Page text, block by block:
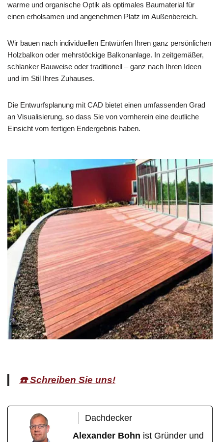
warme und organische Optik als optimales Baumaterial für
einen erholsamen und angenehmen Platz im Außenbereich.
Wir bauen nach individuellen Entwürfen Ihren ganz persönlichen
Holzbalkon oder mehrstöckige Balkonanlage. In zeitgemäßer,
schlanker Bauweise oder traditionell – ganz nach Ihren Ideen
und im Stil Ihres Zuhauses.
Die Entwurfsplanung mit CAD bietet einen umfassenden Grad
an Visualisierung, so dass Sie von vornherein eine deutliche
Einsicht vom fertigen Endergebnis haben.
☎️ Schreiben Sie uns!
Dachdecker
Alexander Bohn ist Gründer und